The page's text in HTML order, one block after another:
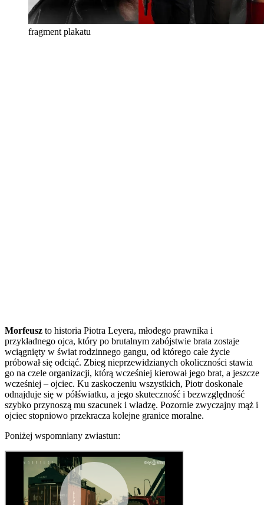
fragment plakatu
Morfeusz to historia Piotra Leyera, młodego prawnika i
przykładnego ojca, który po brutalnym zabójstwie brata zostaje
wciągnięty w świat rodzinnego gangu, od którego całe życie
próbował się odciąć. Zbieg nieprzewidzianych okoliczności stawia
go na czele organizacji, którą wcześniej kierował jego brat, a jeszcze
wcześniej – ojciec. Ku zaskoczeniu wszystkich, Piotr doskonale
odnajduje się w półświatku, a jego skuteczność i bezwzględność
szybko przynoszą mu szacunek i władzę. Pozornie zwyczajny mąż i
ojciec stopniowo przekracza kolejne granice moralne.
Poniżej wspomniany zwiastun: